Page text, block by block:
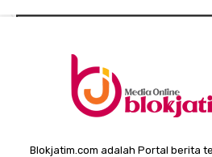
Blokjatim.com adalah Portal berita